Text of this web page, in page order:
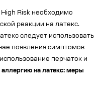
Risk необходимо
реакции на латекс.
следует использовать
появления симптомов
перчаток и
аллергию на латекс: меры